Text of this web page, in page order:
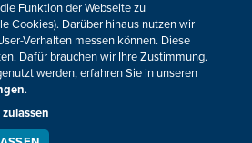
SIE UNS!
Kontakt
Barrierefreiheit
Zustimmung anpassen
Funktion der Webseite zu
Cookies). Darüber hinaus nutzen wir
Verhalten messen können. Diese
Dafür brauchen wir Ihre Zustimmung.
werden, erfahren Sie in unseren
.